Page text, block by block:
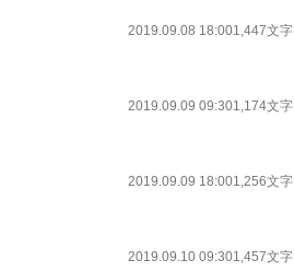
2019.09.08 18:001,447文字
2019.09.09 09:301,174文字
2019.09.09 18:001,256文字
2019.09.10 09:301,457文字